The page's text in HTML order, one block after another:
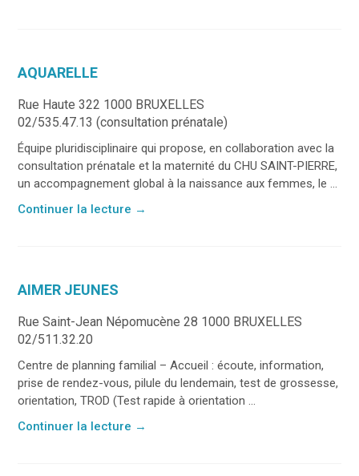
AQUARELLE
Rue Haute 322 1000 BRUXELLES
02/535.47.13 (consultation prénatale)
Équipe pluridisciplinaire qui propose, en collaboration avec la
consultation prénatale et la maternité du CHU SAINT-PIERRE,
un accompagnement global à la naissance aux femmes, le ...
Continuer la lecture →
AIMER JEUNES
Rue Saint-Jean Népomucène 28 1000 BRUXELLES
02/511.32.20
Centre de planning familial – Accueil : écoute, information,
prise de rendez-vous, pilule du lendemain, test de grossesse,
orientation, TROD (Test rapide à orientation ...
Continuer la lecture →